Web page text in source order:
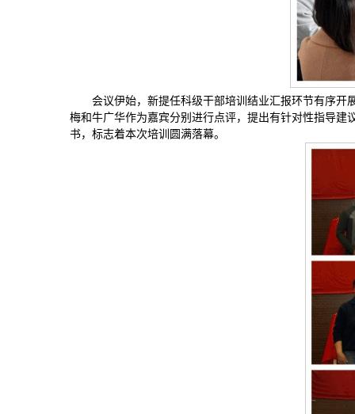
会议伊始，新提任科级干部培训结业汇报环节有序
梅和牛广华作为嘉宾分别进行点评，提出有针对性指导
书，标志着本次培训圆满落幕。